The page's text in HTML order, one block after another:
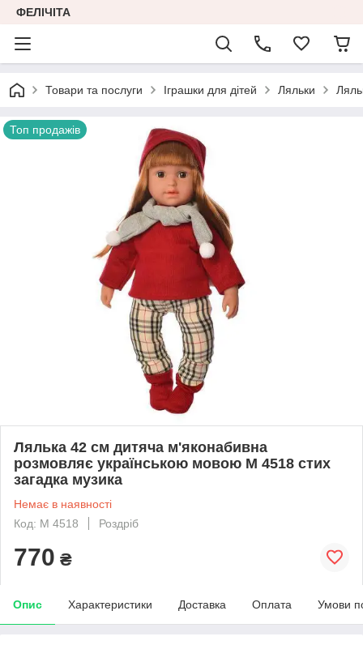
ФЕЛІЧІТА
Товари та послуги Іграшки для дітей Ляльки
Топ продажів
Лялька 42 см дитяча м'яконабивна
розмовляє українською мовою M 4518 стих
загадка музика
Немає в наявності
Код: M 4518
Роздріб
770 ₴
Опис Характеристики Доставка Оплата Умови